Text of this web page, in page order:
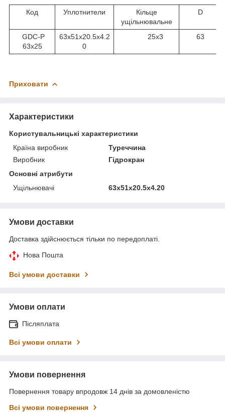
Код Уплотнители
Кільце
ущільнювальне
D
GDC-P
63x25
63x51x20.5x4.2
0
25x3 63
Приховати
Характеристики
Користувальницькі характеристики
Країна виробник
Туреччина
Виробник
Гідрокран
Основні атрибути
Ущільнювачі
63x51x20.5x4.20
Умови доставки
Доставка здійснюється тільки по передоплаті.
Нова Пошта
Всі умови доставки
Умови оплати
Післяплата
Всі умови оплати
Умови повернення
Повернення товару впродовж 14 днів за домовленістю
Всі умови повернення